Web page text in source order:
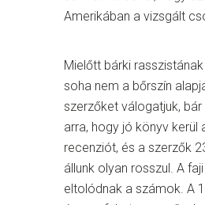
Amerikában a vizsgált
Mielőtt bárki
soha nem a bőrszín
szerzőket válogatjuk,
arra, hogy jó könyv kerül
recenziót, és a szerzők
állunk olyan rosszul. A
eltolódnak a számok. A